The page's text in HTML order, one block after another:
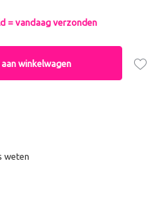
= vandaag verzonden
winkelwagen
weten